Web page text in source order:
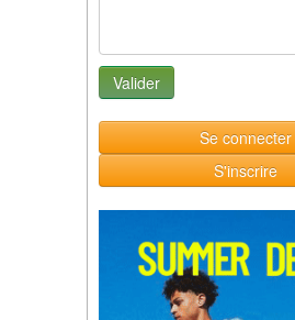
Se connecter
S'inscrire